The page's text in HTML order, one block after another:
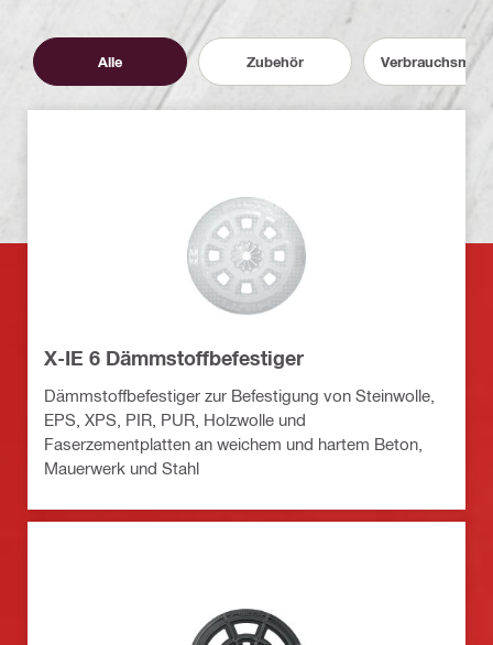
Alle Zubehör
X-IE 6 Dämmstoffbefestiger
Dämmstoffbefestiger zur Befestigung von Steinwolle,
EPS, XPS, PIR, PUR, Holzwolle und
Faserzementplatten an weichem und hartem Beton,
Mauerwerk und Stahl